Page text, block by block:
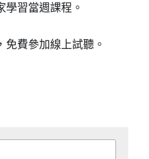
習當週課程。
費參加線上試聽。